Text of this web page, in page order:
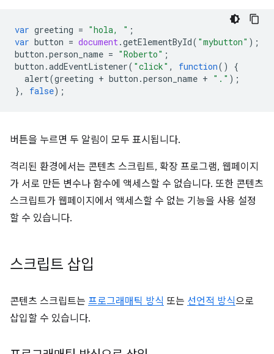
var greeting = "hola, " ;
var button = document.getElementById( "mybutton" );
button .person_name = "Roberto" ;
button .addEventListener( "click" , function()
{
alert(greeting + button .person_name + "." );
},
false);
버튼을 누르면 두 알림이 모두 표시됩니다.
격리된 환경에서는 콘텐츠 스크립트, 확장 프로그램, 웹페이지
가 서로 만든 변수나 함수에 액세스할 수 없습니다. 또한 콘텐츠
스크립트가 웹페이지에서 액세스할 수 없는 기능을 사용 설정
할 수 있습니다.
스크립트 삽입
콘텐츠 스크립트는 프로그래매틱 방식 또는 선언적 방식으로
삽입할 수 있습니다.